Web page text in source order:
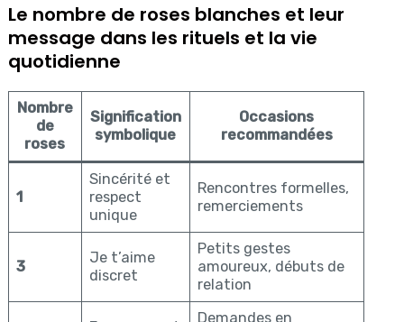
Le nombre de roses blanches et leur
message dans les rituels et la vie
quotidienne
Nombre
de
roses
Signification
symbolique
Occasions
recommandées
1
Sincérité et
respect
unique
Rencontres formelles,
remerciements
3
Je t’aime
discret
Petits gestes
amoureux, débuts de
relation
Demandes en